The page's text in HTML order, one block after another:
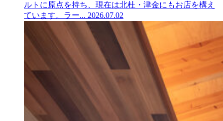
ルトに原点を持ち、現在は北杜・津金にもお店を構え
ています。ラー... 2026.07.02